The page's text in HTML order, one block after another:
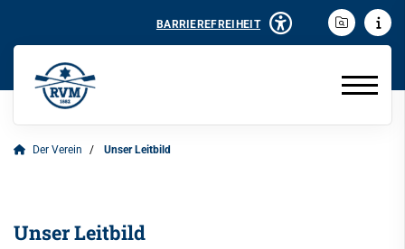
BARRIEREFREIHEIT
Der Verein Unser Leitbild
Unser Leitbild